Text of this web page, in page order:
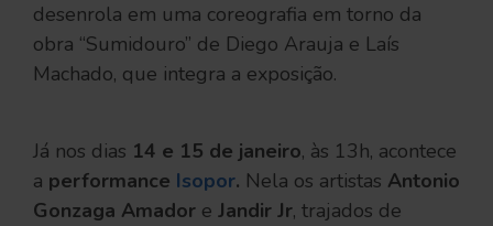
desenrola em uma coreografia em torno da
obra “Sumidouro” de Diego Arauja e Laís
Machado, que integra a exposição.
Já nos dias 14 e 15 de janeiro, às 13h, acontece
a performance Isopor. Nela os artistas Antonio
Gonzaga Amador e Jandir Jr, trajados de